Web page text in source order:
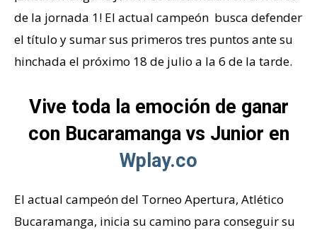
de la jornada 1! El actual campeón busca defender
el título y sumar sus primeros tres puntos ante su
hinchada el próximo 18 de julio a la 6 de la tarde.
Vive toda la emoción de ganar
con Bucaramanga vs Junior en
Wplay.co
El actual campeón del Torneo Apertura, Atlético
Bucaramanga, inicia su camino para conseguir su